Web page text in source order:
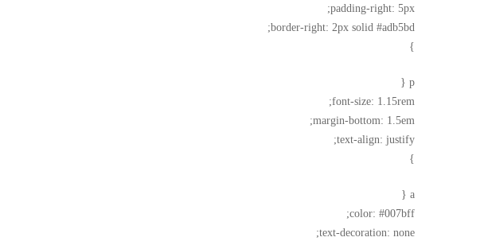
padding-right: 5px;
border-right: 2px solid #adb5bd;
}
p {
font-size: 1.15rem;
margin-bottom: 1.5em;
text-align: justify;
}
a {
color: #007bff;
text-decoration: none;